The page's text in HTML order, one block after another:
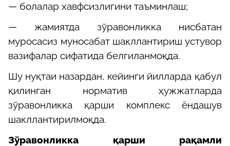
— болалар хавфсизлигини таъминлаш;
— жамиятда зўравонликка нисбатан
муросасиз муносабат шакллантириш устувор
вазифалар сифатида белгиланмоқда.
Шу нуқтаи назардан, кейинги йилларда қабул
қилинган норматив ҳужжатларда
зўравонликка қарши комплекс ёндашув
шакллантирилмоқда.
Зўравонликка қарши рақамли